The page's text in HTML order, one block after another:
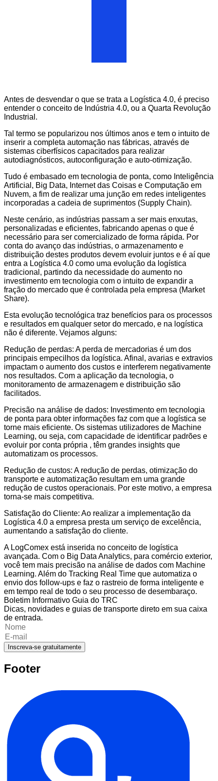
Antes de desvendar o que se trata a Logística 4.0, é preciso
entender o conceito de Indústria 4.0, ou a Quarta Revolução
Industrial.
Tal termo se popularizou nos últimos anos e tem o intuito de
inserir a completa automação nas fábricas, através de
sistemas ciberfísicos capacitados para realizar
autodiagnósticos, autoconfiguração e auto-otimização.
Tudo é embasado em tecnologia de ponta, como Inteligência
Artificial, Big Data, Internet das Coisas e Computação em
Nuvem, a fim de realizar uma junção em redes inteligentes
incorporadas a cadeia de suprimentos (Supply Chain).
Neste cenário, as indústrias passam a ser mais enxutas,
personalizadas e eficientes, fabricando apenas o que é
necessário para ser comercializado de forma rápida. Por
conta do avanço das indústrias, o armazenamento e
distribuição destes produtos devem evoluir juntos e é aí que
entra a Logística 4.0 como uma evolução da logística
tradicional, partindo da necessidade do aumento no
investimento em tecnologia com o intuito de expandir a
fração do mercado que é controlada pela empresa (Market
Share).
Esta evolução tecnológica traz benefícios para os processos
e resultados em qualquer setor do mercado, e na logística
não é diferente. Vejamos alguns:
Redução de perdas: A perda de mercadorias é um dos
principais empecilhos da logística. Afinal, avarias e extravios
impactam o aumento dos custos e interferem negativamente
nos resultados. Com a aplicação da tecnologia, o
monitoramento de armazenagem e distribuição são
facilitados.
Precisão na análise de dados: Investimento em tecnologia
de ponta para obter informações faz com que a logística se
torne mais eficiente. Os sistemas utilizadores de Machine
Learning, ou seja, com capacidade de identificar padrões e
evoluir por conta própria , têm grandes insights que
automatizam os processos.
Redução de custos: A redução de perdas, otimização do
transporte e automatização resultam em uma grande
redução de custos operacionais. Por este motivo, a empresa
torna-se mais competitiva.
Satisfação do Cliente: Ao realizar a implementação da
Logística 4.0 a empresa presta um serviço de excelência,
aumentando a satisfação do cliente.
A LogComex está inserida no conceito de logística
avançada. Com o Big Data Analytics, para comércio exterior,
você tem mais precisão na análise de dados com Machine
Learning. Além do Tracking Real Time que automatiza o
envio dos follow-ups e faz o rastreio de forma inteligente e
em tempo real de todo o seu processo de desembaraço.
Boletim Informativo Guia do TRC
Dicas, novidades e guias de transporte direto em sua caixa
de entrada.
Inscreva-se gratuitamente
Footer